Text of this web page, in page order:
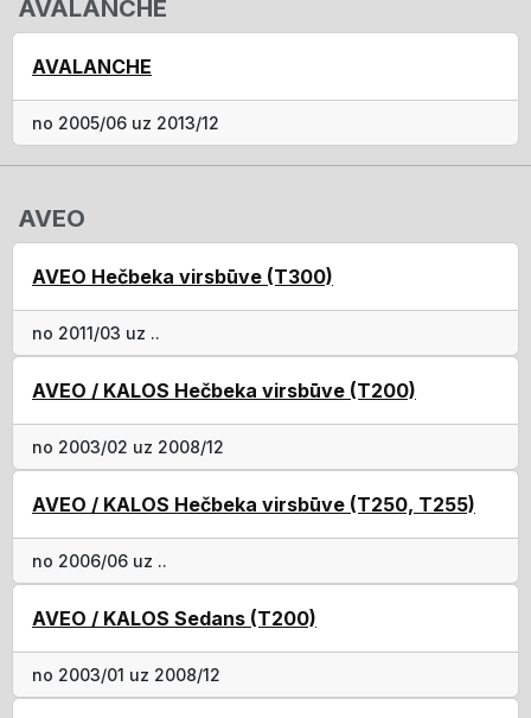
AVALANCHE
AVALANCHE
no 2005/06 uz 2013/12
AVEO
AVEO Hečbeka virsbūve (T300)
no 2011/03 uz ..
AVEO / KALOS Hečbeka virsbūve (T200)
no 2003/02 uz 2008/12
AVEO / KALOS Hečbeka virsbūve (T250, T255)
no 2006/06 uz ..
AVEO / KALOS Sedans (T200)
no 2003/01 uz 2008/12